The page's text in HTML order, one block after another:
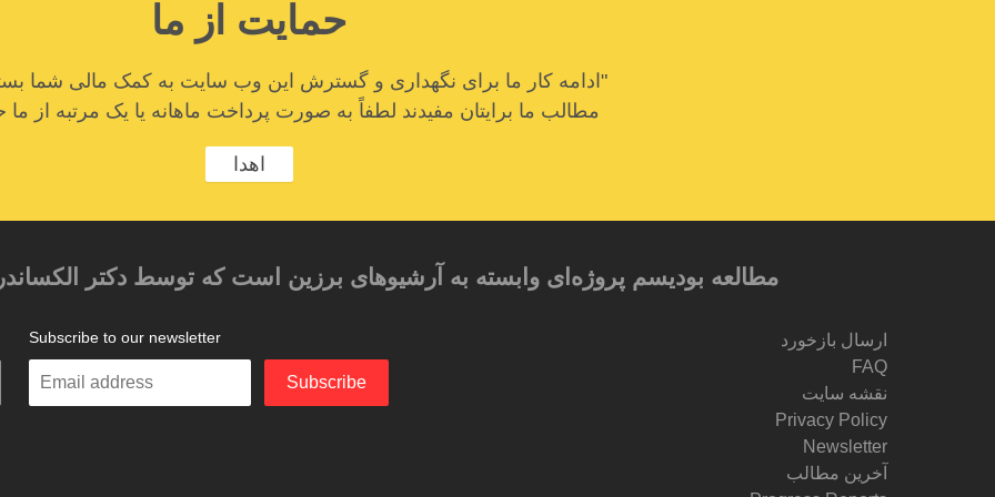
حمایت از ما
"ادامه کار ما برای نگهداری و گسترش این وب سایت به کمک مالی شما
مطالب ما برایتان مفیدند لطفاً به صورت پرداخت ماهانه یا یک مرتبه از ما
اهدا
مطالعه بودیسم پروژه‌ای وابسته به آرشیوهای برزین است که توسط دکتر
ارسال بازخورد
FAQ
نقشه سایت
Privacy Policy
Newsletter
آخرین مطالب
Subscribe to our newsletter
Enter
Subscribe